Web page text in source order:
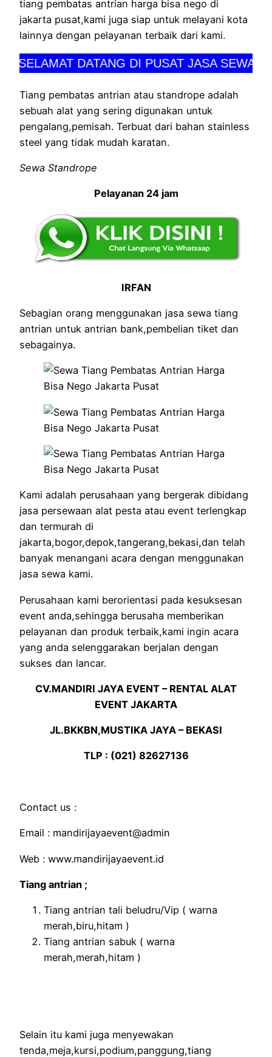
tiang pembatas antrian harga bisa nego di
jakarta pusat,kami juga siap untuk melayani kota
lainnya dengan pelayanan terbaik dari kami.
SELAMAT DATANG DI PUSAT JASA SEWA
Tiang pembatas antrian atau standrope adalah
sebuah alat yang sering digunakan untuk
pengalang,pemisah. Terbuat dari bahan stainless
steel yang tidak mudah karatan.
Sewa Standrope
Pelayanan 24 jam
IRFAN
Sebagian orang menggunakan jasa sewa tiang
antrian untuk antrian bank,pembelian tiket dan
sebagainya.
Kami adalah perusahaan yang bergerak dibidang
jasa persewaan alat pesta atau event terlengkap
dan termurah di
jakarta,bogor,depok,tangerang,bekasi,dan telah
banyak menangani acara dengan menggunakan
jasa sewa kami.
Perusahaan kami berorientasi pada kesuksesan
event anda,sehingga berusaha memberikan
pelayanan dan produk terbaik,kami ingin acara
yang anda selenggarakan berjalan dengan
sukses dan lancar.
CV.MANDIRI JAYA EVENT – RENTAL ALAT
EVENT JAKARTA
JL.BKKBN,MUSTIKA JAYA – BEKASI
TLP : (021) 82627136
Contact us :
Email : mandirijayaevent@admin
Web : www.mandirijayaevent.id
Tiang antrian ;
Tiang antrian tali beludru/Vip ( warna
merah,biru,hitam )
Tiang antrian sabuk ( warna
merah,merah,hitam )
Selain itu kami juga menyewakan
tenda,meja,kursi,podium,panggung,tiang